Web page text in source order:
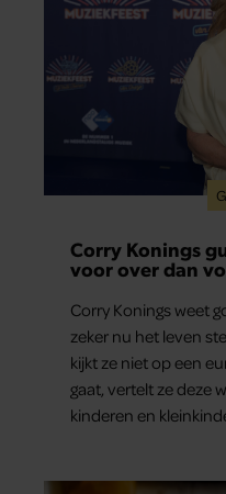
Corry Konings
voor over dan
Corry Konings weet
zeker nu het leven
kijkt ze niet op een
gaat, vertelt ze deze
kinderen en